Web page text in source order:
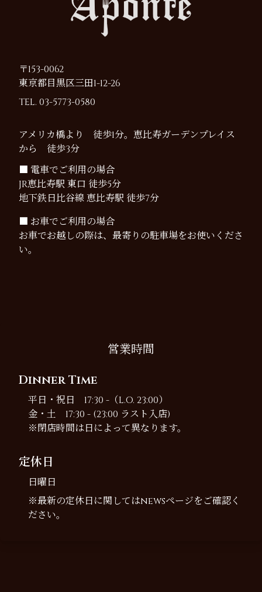
〒153-0062
東京都目黒区三田1-12-26
TEL. 03-5773-0580
アメリカ橋より 徒歩1分。恵比寿ガーデンプレイス
から 徒歩3分
■ 電車でご利用の場合
JR恵比寿駅 東口 徒歩5分
地下鉄日比谷線 恵比寿駅 徒歩7分
■ お車でご利用の場合
お車でお越しの際は、最寄りの駐車場をお使いくださ
い。
営業時間
Dinner Time
平日・祝日 17:30 -（L.O. 23:00）
金・土 17:30 - (23:00 ラスト入店)
※閉店時間は日によって異なります。
定休日
日曜日
※最新の定休日に関してはnewsページをご確認く
ださい。